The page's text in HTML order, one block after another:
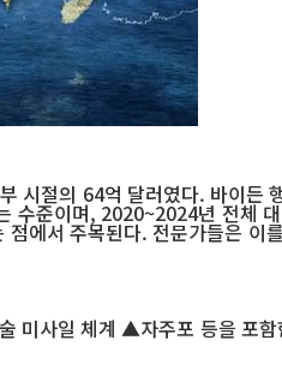
시절의 64억 달러였다. 바이든
수준이며, 2020~2024년 전체
에서 주목된다. 전문가들은 이
미사일 체계 ▲자주포 등을 포함